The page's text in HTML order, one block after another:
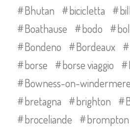
Bhutan
bicicletta
Boathause
bodo
Bondeno
Bordeaux
borse
borse viaggio
Bowness-on-windermere
bretagna
brighton
broceliande
brompton